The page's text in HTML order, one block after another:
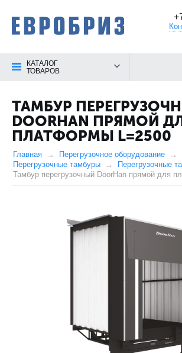
КАТАЛОГ
ТОВАРОВ
ТАМБУР
DOORHAN ПРЯМОЙ
ПЛАТФОРМЫ L=2500
Главная
Перегрузочное оборудование
Перегрузочные тамбуры
Перегрузочные
Тамбур перегрузочный DoorHan прямой для